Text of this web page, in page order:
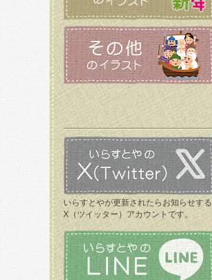
いらすとやが更新されたらお知らせする
X（ツイッター）アカウントです。